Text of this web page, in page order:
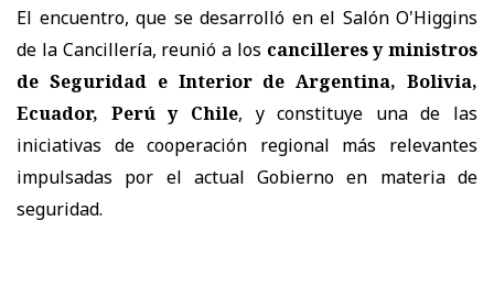
El encuentro, que se desarrolló en el Salón O'Higgins
de la Cancillería, reunió a los cancilleres y ministros
de Seguridad e Interior de Argentina, Bolivia,
Ecuador, Perú y Chile, y constituye una de las
iniciativas de cooperación regional más relevantes
impulsadas por el actual Gobierno en materia de
seguridad.